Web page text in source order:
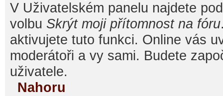
V Uživatelském panelu najdete
volbu Skrýt moji přítomnost na fóru
aktivujete tuto funkci. Online vás
moderátoři a vy sami. Budete
uživatele.
Nahoru